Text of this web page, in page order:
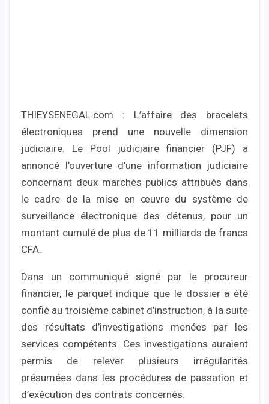
THIEYSENEGAL.com : L’affaire des bracelets
électroniques prend une nouvelle dimension
judiciaire. Le Pool judiciaire financier (PJF) a
annoncé l’ouverture d’une information judiciaire
concernant deux marchés publics attribués dans
le cadre de la mise en œuvre du système de
surveillance électronique des détenus, pour un
montant cumulé de plus de 11 milliards de francs
CFA.
Dans un communiqué signé par le procureur
financier, le parquet indique que le dossier a été
confié au troisième cabinet d’instruction, à la suite
des résultats d’investigations menées par les
services compétents. Ces investigations auraient
permis de relever plusieurs irrégularités
présumées dans les procédures de passation et
d’exécution des contrats concernés.